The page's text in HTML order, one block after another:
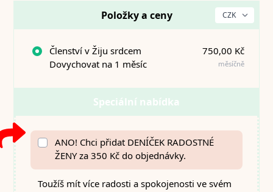
Položky a ceny
Členství v Žiju srdcem
Dovychovat na 1 měsíc
750,00 Kč
měsíčně
Speciální nabídka
ANO! Chci přidat DENÍČEK RADOSTNÉ
ŽENY za 350 Kč do objednávky.
Toužíš mít více radosti a spokojenosti ve svém